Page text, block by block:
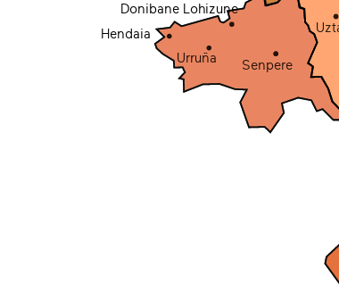
Senpere
Urruña
Hendaia
Donibane Lohizune